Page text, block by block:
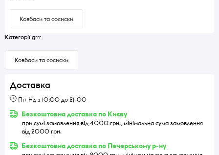
Ковбаси та сосиски
Категорії grrr
Ковбаси та сосиски
Доставка
Пн-Нд з 10:00 до 21-00
Безкоштовна доставка по Києву
при сумі замовлення від 4000 грн., мінімальна сума замовлення
від 2000 грн.
Безкоштовна доставка по Печерському р-ну